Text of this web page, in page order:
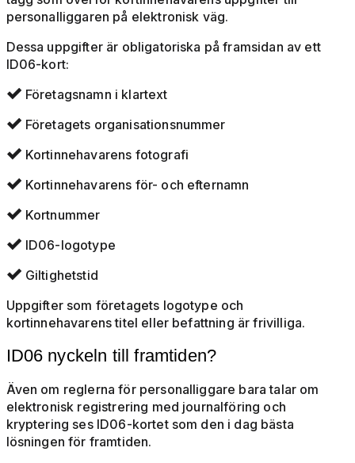
personalliggaren på elektronisk väg.
Dessa uppgifter är obligatoriska på framsidan av ett
ID06-kort:
 Företagsnamn i klartext
 Företagets organisationsnummer
 Kortinnehavarens fotografi
 Kortinnehavarens för- och efternamn
 Kortnummer
 ID06-logotype
 Giltighetstid
Uppgifter som företagets logotype och
kortinnehavarens titel eller befattning är frivilliga.
ID06 nyckeln till framtiden?
Även om reglerna för personalliggare bara talar om
elektronisk registrering med journalföring och
kryptering ses ID06-kortet som den i dag bästa
lösningen för framtiden.